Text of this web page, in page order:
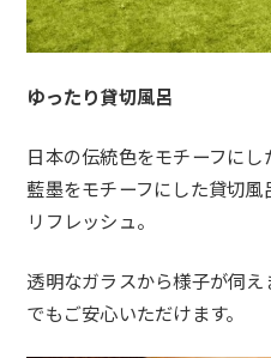
ゆったり貸切風呂
日本の伝統色をモチーフに
藍墨をモチーフにした貸切
リフレッシュ。
透明なガラスから様子が伺
でもご安心いただけます。